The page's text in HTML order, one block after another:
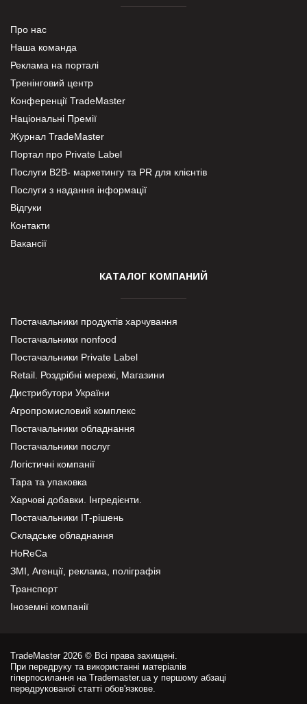
Про нас
Наша команда
Реклама на порталі
Тренінговий центр
Конференції TradeMaster
Національні Премії
Журнал TradeMaster
Портал про Private Label
Послуги В2В- маркетингу та PR для клієнтів
Послуги з надання інформації
Відгуки
Контакти
Вакансії
КАТАЛОГ КОМПАНИЙ
Постачальники продуктів харчування
Постачальники nonfood
Постачальники Private Label
Retail. Роздрібні мережі, Магазини
Дистрибутори України
Агропромисловий комплекс
Постачальники обладнання
Постачальники послуг
Логістичні компанії
Тара та упаковка
Харчові добавки. Інгредієнти.
Постачальники IT-рішень
Складське обладнання
HoReCa
ЗМІ, Агенції, реклама, поліграфія
Транспорт
Іноземні компанії
TradeMaster 2026 © Всі права захищені.
При передруку та використанні матеріалів
гіперпосилання на Trademaster.ua у першому абзаці
передрукованої статті обов'язкове.